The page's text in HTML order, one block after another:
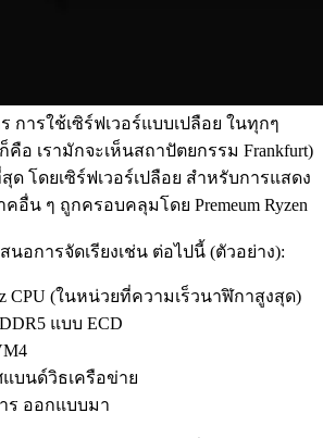
การใช้เซิร์ฟเวอร์แบบเปลือย ในทุกๆ
อ เรามักจะเห็นสถาปัตยกรรม Frankfurt)
ด โดยเซิร์ฟเวอร์เปลือย สําหรับการแสดง
น ๆ ถูกครอบคลุมโดย Premeum Ryzen
เสนอการจัดเรียงเช่น ต่อไปนี้ (ตัวอย่าง):
CPU (ในหน่วยที่ความเร็วนาฬิกาสูงสุด)
แบบ ECD
แบนด์วิธเครือข่าย
ร ออกแบบมา